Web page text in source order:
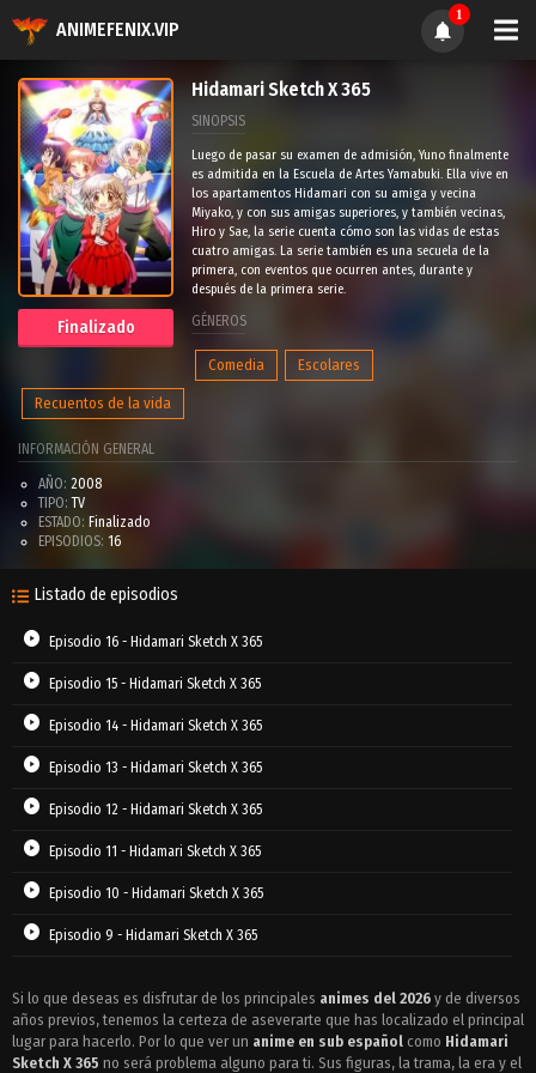
ANIMEFENIX.VIP
1
Finalizado
Hidamari Sketch X 365
SINOPSIS
Luego de pasar su examen de admisión, Yuno finalmente
es admitida en la Escuela de Artes Yamabuki. Ella vive en
los apartamentos Hidamari con su amiga y vecina
Miyako, y con sus amigas superiores, y también vecinas,
Hiro y Sae, la serie cuenta cómo son las vidas de estas
cuatro amigas. La serie también es una secuela de la
primera, con eventos que ocurren antes, durante y
después de la primera serie.
GÉNEROS
Comedia Escolares
Recuentos de la vida
INFORMACIÓN GENERAL
AÑO: 2008
TIPO: TV
ESTADO: Finalizado
EPISODIOS: 16
Listado de episodios
Episodio 16 - Hidamari Sketch X 365
Episodio 15 - Hidamari Sketch X 365
Episodio 14 - Hidamari Sketch X 365
Episodio 13 - Hidamari Sketch X 365
Episodio 12 - Hidamari Sketch X 365
Episodio 11 - Hidamari Sketch X 365
Episodio 10 - Hidamari Sketch X 365
Episodio 9 - Hidamari Sketch X 365
Episodio 7 - Hidamari Sketch X 365
Episodio 6 - Hidamari Sketch X 365
Si lo que deseas es disfrutar de los principales animes del 2026 y de diversos
años previos, tenemos la certeza de aseverarte que has localizado el principal
lugar para hacerlo. Por lo que ver un anime en sub español como Hidamari
Sketch X 365 no será problema alguno para ti. Sus figuras, la trama, la era y el